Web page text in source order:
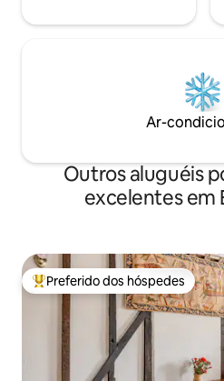
Ar-
Outros aluguéis
excelentes em
Entre os melhores preferidos
Preferido dos hóspedes